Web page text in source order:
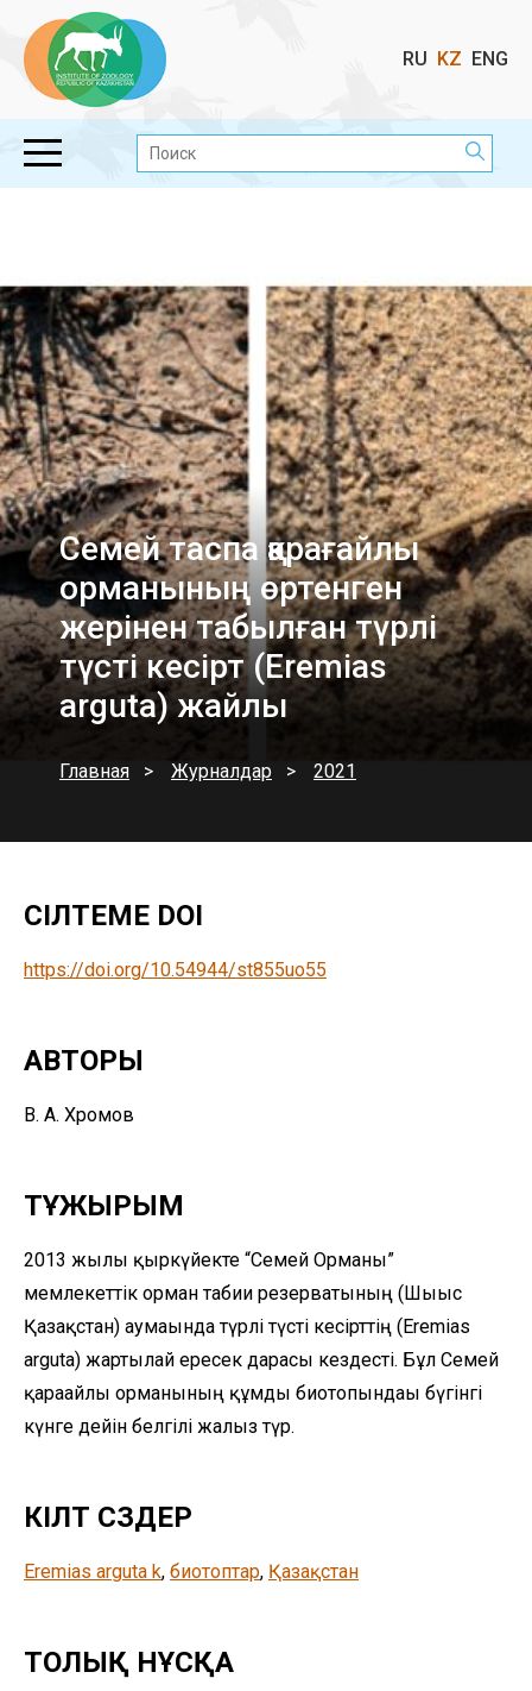
Выбор
RU KZ ENG
Поиск:
Семей таспа қарағайлы
орманының өртенген
жерінен табылған түрлі
түсті кесірт (Eremias
arguta) жайлы
Главная Журналдар 2021
СІЛТЕМЕ DOI
https://doi.org/10.54944/st855uo55
АВТОРЫ
В. А. Хромов
ТҰЖЫРЫМ
2013 жылғы қыркүйекте “Семей Орманы”
мемлекеттік орман табиғи резерватының (Шығыс
Қазақстан) аумағында түрлі түсті кесірттің (Eremias
arguta) жартылай ересек дарасы кездесті. Бұл Семей
қарағайлы орманының құмды биотопындағы бүгінгі
күнге дейін белгілі жалғыз түр.
КІЛТ СӨЗДЕР
Eremias arguta k, биотоптар, Қазақстан
ТОЛЫҚ НҰСҚА